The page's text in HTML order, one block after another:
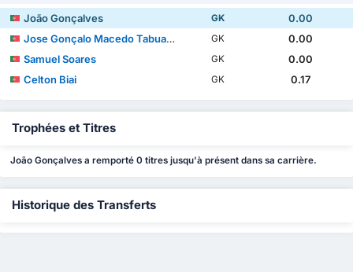
João Gonçalves GK
0.00
Jose Gonçalo Macedo Tabuaço
GK
0.00
Samuel Soares
GK
0.00
Celton Biai
GK 0.17
Trophées et Titres
João Gonçalves a remporté 0 titres jusqu'à présent dans sa carrière.
Historique des Transferts